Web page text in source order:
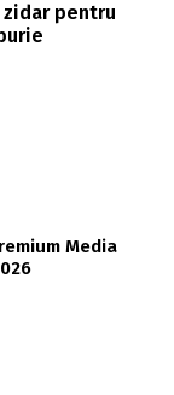
pentru
Media